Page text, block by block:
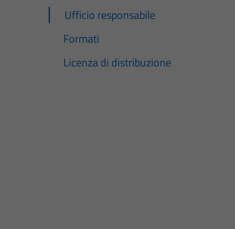
Ufficio responsabile
Formati
Licenza di distribuzione